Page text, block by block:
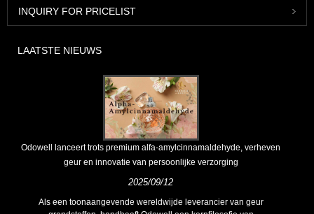
INQUIRY FOR PRICELIST
LAATSTE NIEUWS
Odowell lanceert trots premium alfa-amylcinnamaldehyde, verheven
geur en innovatie van persoonlijke verzorging
2025/09/12
Als een toonaangevende wereldwijde leverancier van geur